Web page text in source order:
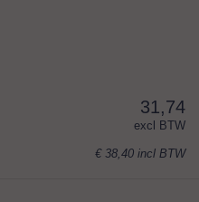
31,74
excl BTW
€ 38,40 incl BTW